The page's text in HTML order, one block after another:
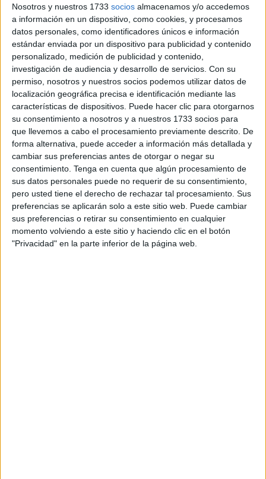
Nosotros y nuestros 1733 socios almacenamos y/o accedemos
a información en un dispositivo, como cookies, y procesamos
datos personales, como identificadores únicos e información
estándar enviada por un dispositivo para publicidad y contenido
personalizado, medición de publicidad y contenido,
investigación de audiencia y desarrollo de servicios. Con su
permiso, nosotros y nuestros socios podemos utilizar datos de
localización geográfica precisa e identificación mediante las
características de dispositivos. Puede hacer clic para otorgarnos
su consentimiento a nosotros y a nuestros 1733 socios para
que llevemos a cabo el procesamiento previamente descrito. De
forma alternativa, puede acceder a información más detallada y
cambiar sus preferencias antes de otorgar o negar su
consentimiento. Tenga en cuenta que algún procesamiento de
sus datos personales puede no requerir de su consentimiento,
pero usted tiene el derecho de rechazar tal procesamiento. Sus
preferencias se aplicarán solo a este sitio web. Puede cambiar
sus preferencias o retirar su consentimiento en cualquier
momento volviendo a este sitio y haciendo clic en el botón
"Privacidad" en la parte inferior de la página web.